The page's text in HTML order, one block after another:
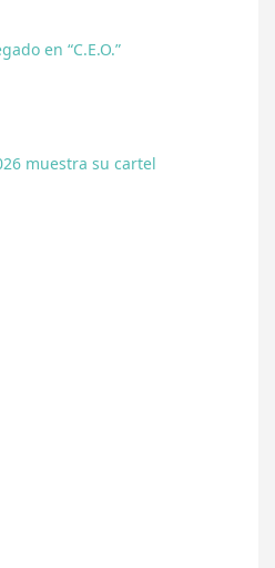
en “C.E.O.”
muestra su cartel